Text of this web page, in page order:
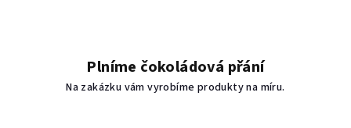
Plníme čokoládová přání
Na zakázku vám vyrobíme produkty na míru.